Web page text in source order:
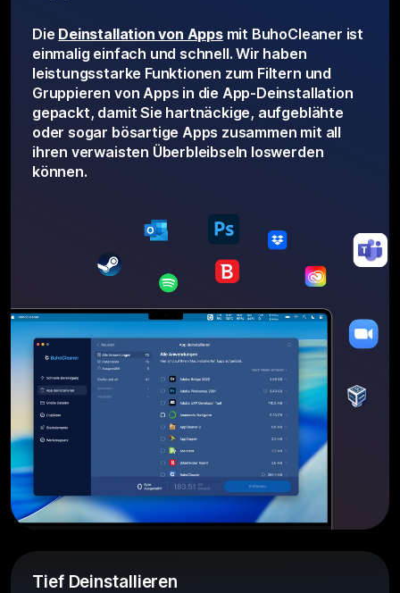
Die Deinstallation von Appsmit BuhoCleaner ist
einmalig einfach und schnell. Wir haben
leistungsstarke Funktionen zum Filtern und
Gruppieren von Apps in die App-Deinstallation
gepackt, damit Sie hartnäckige, aufgeblähte
oder sogar bösartige Apps zusammen mit all
ihren verwaisten Überbleibseln loswerden
können.
Tief Deinstallieren